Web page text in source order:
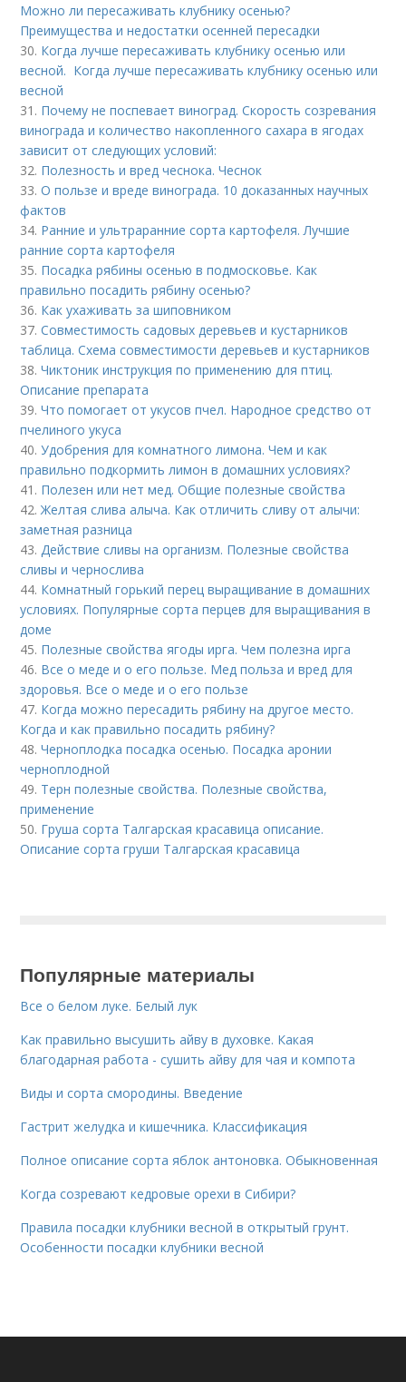
Можно ли пересаживать клубнику осенью?
Преимущества и недостатки осенней пересадки
30. Когда лучше пересаживать клубнику осенью или
весной. Когда лучше пересаживать клубнику осенью или
весной
31. Почему не поспевает виноград. Скорость созревания
винограда и количество накопленного сахара в ягодах
зависит от следующих условий:
32. Полезность и вред чеснока. Чеснок
33.О пользе и вреде винограда. 10 доказанных научных
фактов
34. Ранние и ультраранние сорта картофеля. Лучшие
ранние сорта картофеля
35. Посадка рябины осенью в подмосковье. Как
правильно посадить рябину осенью?
36. Как ухаживать за шиповником
37.Совместимость садовых деревьев и кустарников
таблица. Схема совместимости деревьев и кустарников
38.Чиктоник инструкция по применению для птиц.
Описание препарата
39.Что помогает от укусов пчел. Народное средство от
пчелиного укуса
40.Удобрения для комнатного лимона. Чем и как
правильно подкормить лимон в домашних условиях?
41. Полезен или нет мед. Общие полезные свойства
42.Желтая слива алыча. Как отличить сливу от алычи:
заметная разница
43.Действие сливы на организм. Полезные свойства
сливы и чернослива
44. Комнатный горький перец выращивание в домашних
условиях. Популярные сорта перцев для выращивания в
доме
45. Полезные свойства ягоды ирга. Чем полезна ирга
46. Все о меде и о его пользе. Мед польза и вред для
здоровья. Все о меде и о его пользе
47. Когда можно пересадить рябину на другое место.
Когда и как правильно посадить рябину?
48.Черноплодка посадка осенью. Посадка аронии
черноплодной
49. Терн полезные свойства. Полезные свойства,
применение
50. Груша сорта Талгарская красавица описание.
Описание сорта груши Талгарская красавица
Популярные материалы
Все о белом луке. Белый лук
Как правильно высушить айву в духовке. Какая
благодарная работа - сушить айву для чая и компота
Виды и сорта смородины. Введение
Гастрит желудка и кишечника. Классификация
Полное описание сорта яблок антоновка. Обыкновенная
Когда созревают кедровые орехи в Сибири?
Правила посадки клубники весной в открытый грунт.
Особенности посадки клубники весной